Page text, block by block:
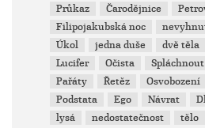
Průkaz
Čarodějnice
Filipojakubská noc
Úkol
jedna duše dvě těla
Lucifer
Očista Spláchnout
Pařáty
Řetěz Osvobození
Podstata
Ego Návrat
lysá
nedostatečnost tělo